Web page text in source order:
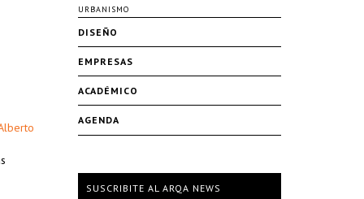
URBANISMO
DISEÑO
EMPRESAS
ACADÉMICO
AGENDA
SUSCRIBITE AL ARQA NEWS